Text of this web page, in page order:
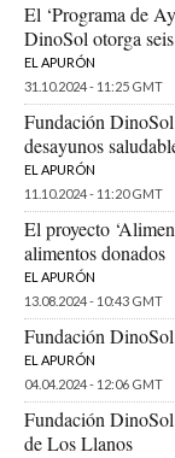
El ‘Programa de
DinoSol otorga
EL APURÓN
31.10.2024 - 11:25 GMT
Fundación DinoSol
desayunos
EL APURÓN
11.10.2024 - 11:20 GMT
El proyecto
alimentos donados
EL APURÓN
13.08.2024 - 10:43 GMT
Fundación
EL APURÓN
04.04.2024 - 12:06 GMT
Fundación
de Los Llanos